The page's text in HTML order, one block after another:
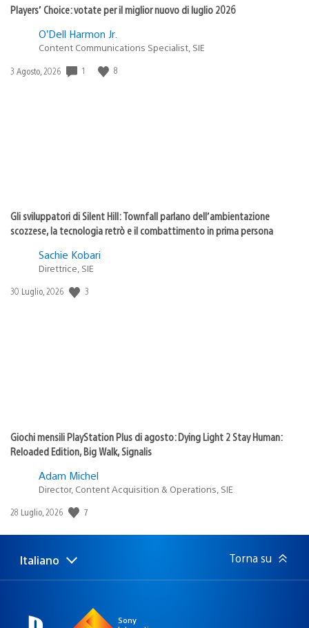
Players’ Choice: votate per il miglior nuovo di luglio 2026
O’Dell Harmon Jr.
Content Communications Specialist, SIE
Data
3 Agosto, 2026 1 8
Gli sviluppatori di Silent Hill: Townfall parlano dell’ambientazione
scozzese, la tecnologia retrò e il combattimento in prima persona
Sachie Kobari
Direttrice, SIE
Data
30 Luglio, 2026 3
Giochi mensili PlayStation Plus di agosto: Dying Light 2 Stay Human:
Reloaded Edition, Big Walk, Signalis
Adam Michel
Director, Content Acquisition & Operations, SIE
Data
pubblicazione:
28 Luglio, 2026 7
Seleziona
una
Regione
attuale:
Italiano Torna su
Sony